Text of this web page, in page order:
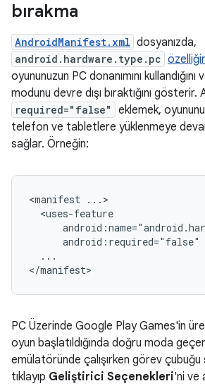
bırakma
AndroidManifest.xml dosyanızda,
android.hardware.type.pc
oyununuzun PC donanımını
modunu devre dışı bıraktığını gösterir.
required="false"
eklemek,
telefon ve tabletlere yüklenmeye
sağlar. Örneğin:
<manifest
android:required="false"
...
PC Üzerinde Google Play Games'in
oyun başlatıldığında doğru moda
emülatöründe çalışırken görev
tıklayıp Geliştirici Seçenekleri'ni ve